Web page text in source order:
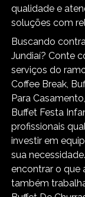
qualidade e
soluções com
Buscando
Jundiaí? Conte
serviços do
Coffee Break,
Para
Buffet Festa
profissionais
investir em
sua
encontrar o que
também